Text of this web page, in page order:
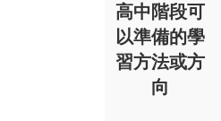
高中階段可
以準備的學
習方法或方
向